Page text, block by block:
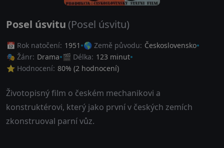
Posel úsvitu (Posel úsvitu)
📅 Rok natočení: 1951 🌎 Země původu: Československo
🎭 Žánr: Drama 🎬 Délka: 123 minut
⭐ Hodnocení: 80% (2 hodnocení)
Životopisný film o českém mechanikovi a
konstruktérovi, který jako první v českých zemích
zkonstruoval parní vůz.